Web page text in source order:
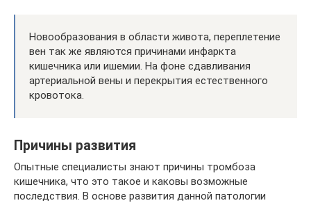
Новообразования в области живота, переплетение
вен так же являются причинами инфаркта
кишечника или ишемии. На фоне сдавливания
артериальной вены и перекрытия естественного
кровотока.
Причины развития
Опытные специалисты знают причины тромбоза
кишечника, что это такое и каковы возможные
последствия. В основе развития данной патологии